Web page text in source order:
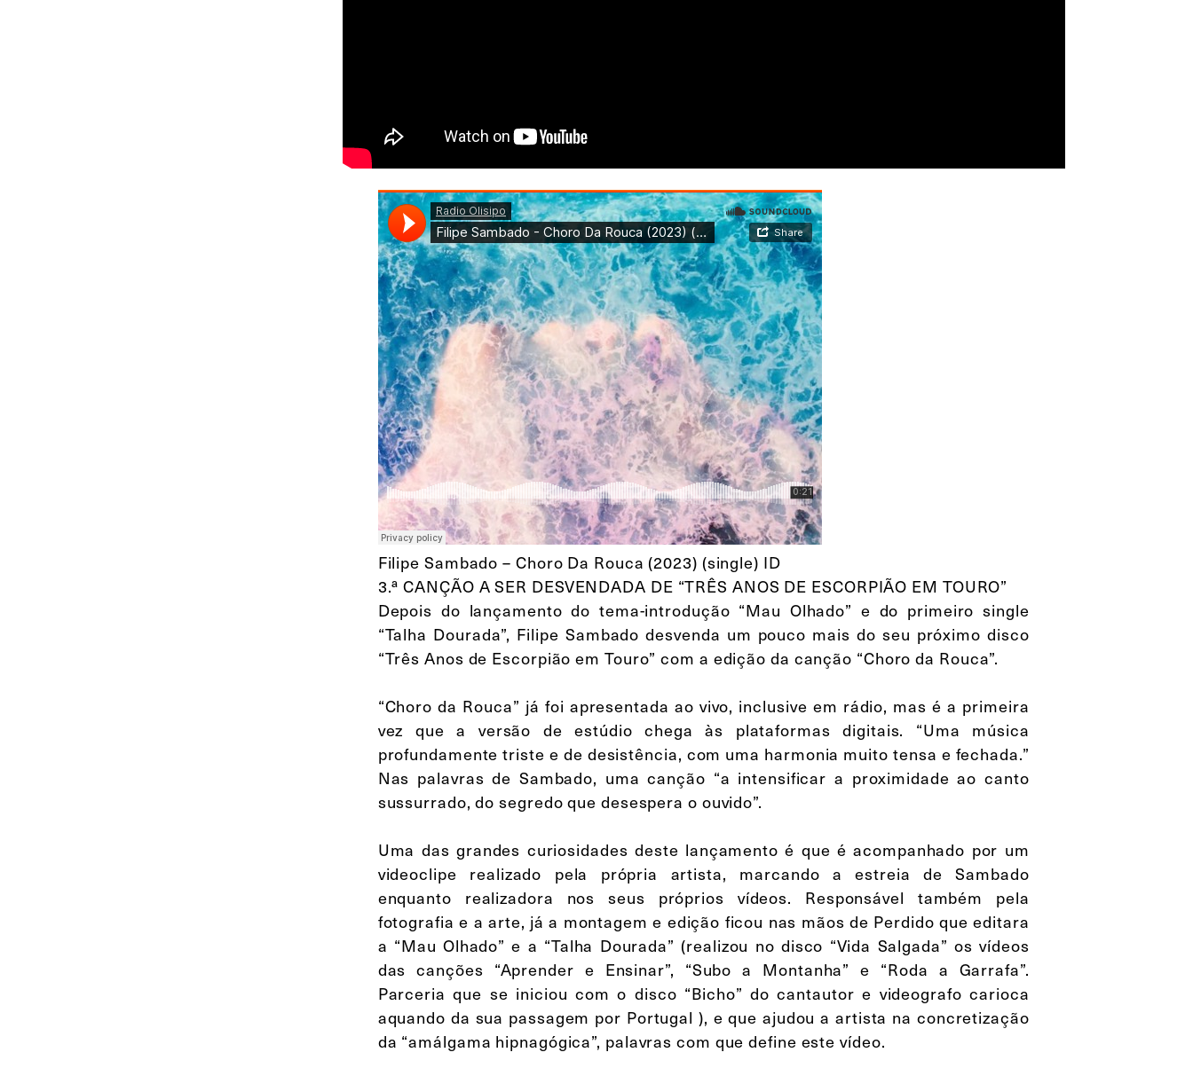
Filipe Sambado – Choro Da Rouca (2023) (single) ID
3.ª CANÇÃO A SER DESVENDADA DE “TRÊS ANOS DE ESCORPIÃO EM TOURO”
Depois do lançamento do tema-introdução “Mau Olhado” e do primeiro single
“Talha Dourada”, Filipe Sambado desvenda um pouco mais do seu próximo disco
“Três Anos de Escorpião em Touro” com a edição da canção “Choro da Rouca”.
“Choro da Rouca” já foi apresentada ao vivo, inclusive em rádio, mas é a primeira
vez que a versão de estúdio chega às plataformas digitais. “Uma música
profundamente triste e de desistência, com uma harmonia muito tensa e fechada.”
Nas palavras de Sambado, uma canção “a intensificar a proximidade ao canto
sussurrado, do segredo que desespera o ouvido”.
Uma das grandes curiosidades deste lançamento é que é acompanhado por um
videoclipe realizado pela própria artista, marcando a estreia de Sambado
enquanto realizadora nos seus próprios vídeos. Responsável também pela
fotografia e a arte, já a montagem e edição ficou nas mãos de Perdido que editara
a “Mau Olhado” e a “Talha Dourada” (realizou no disco “Vida Salgada” os vídeos
das canções “Aprender e Ensinar”, “Subo a Montanha” e “Roda a Garrafa”.
Parceria que se iniciou com o disco “Bicho” do cantautor e videografo carioca
aquando da sua passagem por Portugal ), e que ajudou a artista na concretização
da “amálgama hipnagógica”, palavras com que define este vídeo.